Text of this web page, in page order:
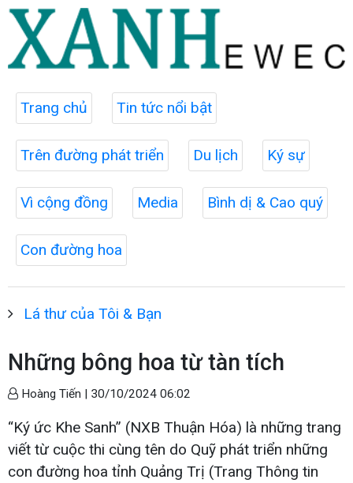
Trang chủ Tin tức nổi bật
Trên đường phát triển Du lịch Ký sự
Vì cộng đồng Media Bình dị & Cao quý
Con đường hoa
Lá thư của Tôi & Bạn
Những bông hoa từ tàn tích
Hoàng Tiến | 30/10/2024 06:02
“Ký ức Khe Sanh” (NXB Thuận Hóa) là những trang
viết từ cuộc thi cùng tên do Quỹ phát triển những
con đường hoa tỉnh Quảng Trị (Trang Thông tin